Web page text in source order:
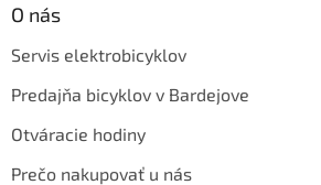
O nás
Servis elektrobicyklov
Predajňa bicyklov v Bardejove
Otváracie hodiny
Prečo nakupovať u nás